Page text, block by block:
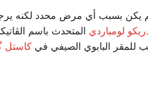
يكن بسبب أي مرض محدد لكنه
لومباردي المتحدث باسم
للمقر البابوي الصيفي في كاستل